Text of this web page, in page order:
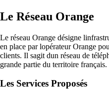
Le Réseau Orange
Le réseau Orange désigne
en place par lopérateur Orange
clients. Il sagit dun réseau de
grande partie du territoire français.
Les Services Proposés